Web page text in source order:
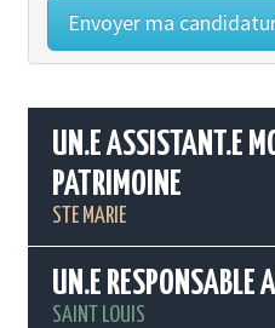
UN.E ASSISTANT.E
PATRIMOINE
STE MARIE
UN.E RESPONSABLE
SAINT LOUIS